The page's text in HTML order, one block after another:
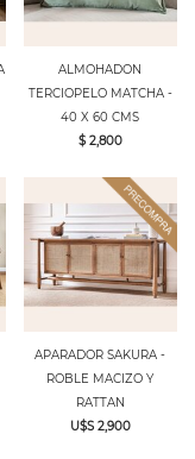
ALMOHADON
TERCIOPELO MATCHA -
40 X 60 CMS
$ 2,800
APARADOR SAKURA -
ROBLE MACIZO Y
RATTAN
U$S 2,900